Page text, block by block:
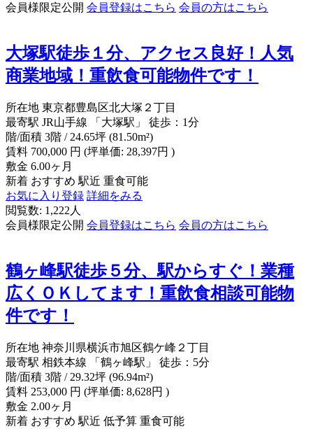
会員様限定公開 会員登録はこちら 会員の方はこちら
大塚駅徒歩１分、アクセス良好！人気
商業地域！重飲食可能物件です！
所在地 東京都豊島区北大塚２丁目
最寄駅 JR山手線 「大塚駅」 徒歩：1分
階/面積 3階 / 24.65坪 (81.50m²)
賃料 700,000 円 (坪単価: 28,397円 )
敷金 6.00ヶ月
新着 おすすめ 駅近 重食可能
お気に入り登録 詳細をみる
閲覧数: 1,222人
会員様限定公開 会員登録はこちら 会員の方はこちら
鶴ヶ峰駅徒歩５分、駅からすぐ！業種
広くＯＫしてます！重飲食相談可能物
件です！
所在地 神奈川県横浜市旭区鶴ケ峰２丁目
最寄駅 相鉄本線 「鶴ヶ峰駅」 徒歩：5分
階/面積 3階 / 29.32坪 (96.94m²)
賃料 253,000 円 (坪単価: 8,628円 )
敷金 2.00ヶ月
新着 おすすめ 駅近 低予算 重食可能